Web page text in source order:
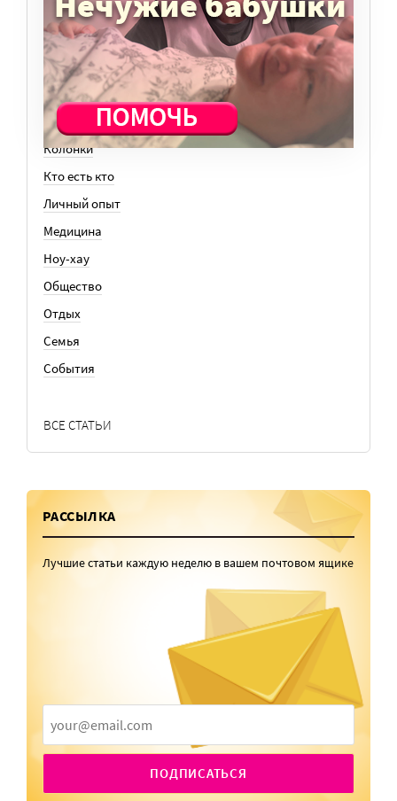
ТЕМЫ
Вера
Законы
История
Колонки
Кто есть кто
Личный опыт
Медицина
Ноу-хау
Общество
Отдых
Семья
События
ВСЕ СТАТЬИ
РАССЫЛКА
Лучшие статьи каждую неделю в вашем почтовом ящике
ПОДПИСАТЬСЯ